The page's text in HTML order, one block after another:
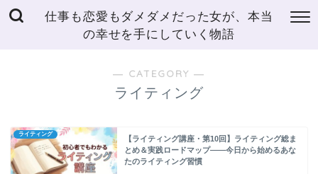
仕事も恋愛もダメダメだった女が、本当
の幸せを手にしていく物語
― CATEGORY ―
ライティング
ライティング
【ライティング講座・第10回】ライティング総ま
とめ＆実践ロードマップ——今日から始めるあな
たのライティング習慣